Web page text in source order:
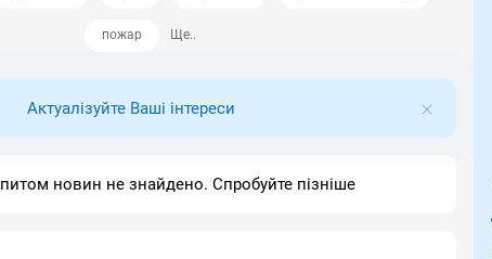
пожар Ще..
Актуалізуйте Ваші інтереси
новин не знайдено. Спробуйте пізніше